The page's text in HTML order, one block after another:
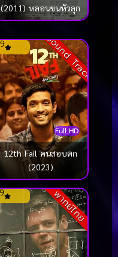
(2011) หลอนขนหัวลุก
Sound Track
Full HD
12th Fail คนสอบตก
(2023)
พากย์ไทย